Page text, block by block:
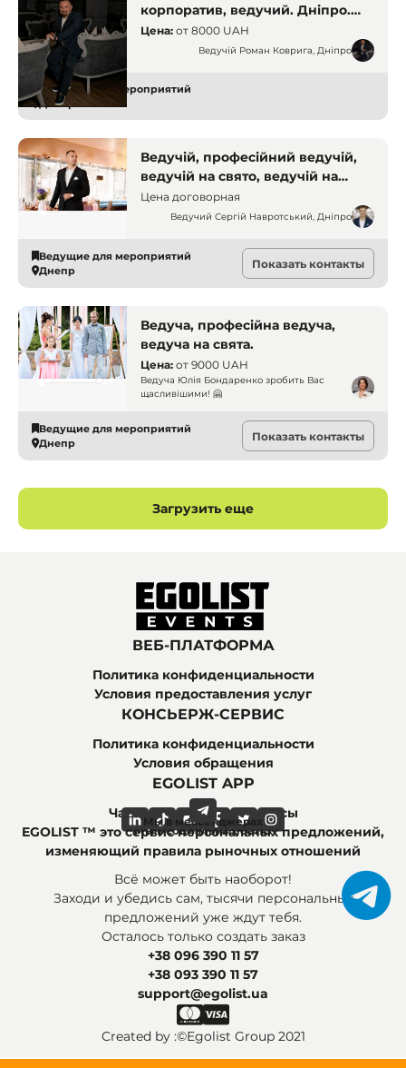
корпоратив, ведучий. Дніпро.
Ведучі
Цена: от 8000 UAH
Ведучій Роман Коврига, Дніпро
Ведущие для мероприятий
Днепр
Ведучій, професійний ведучій,
ведучій на свято, ведучій на
корпоратив. Дніпро. Ведучі
Цена договорная
Ведучий Сергій Навротський, Дніпро
Ведущие для мероприятий
Днепр
Показать контакты
Ведуча, професійна ведуча,
ведуча на свята.
Цена: от 9000 UAH
Ведуча Юлія Бондаренко зробить Вас
щасливішими! 🤗
Ведущие для мероприятий
Днепр
Показать контакты
Загрузить еще
ВЕБ-ПЛАТФОРМА
Политика конфиденциальности
Условия предоставления услуг
КОНСЬЕРЖ-СЕРВИС
Политика конфиденциальности
Условия обращения
EGOLIST APP
Часто задаваемые вопросы
Мы в социальных сетях
Мы в мессенджерах
EGOLIST ™ это сервис персональных предложений,
изменяющий правила рыночных отношений
Всё может быть наоборот!
Заходи и убедись сам, тысячи персональных
предложений уже ждут тебя.
Осталось только создать заказ
+38 096 390 11 57
+38 093 390 11 57
support@egolist.ua
Created by :©Egolist Group 2021